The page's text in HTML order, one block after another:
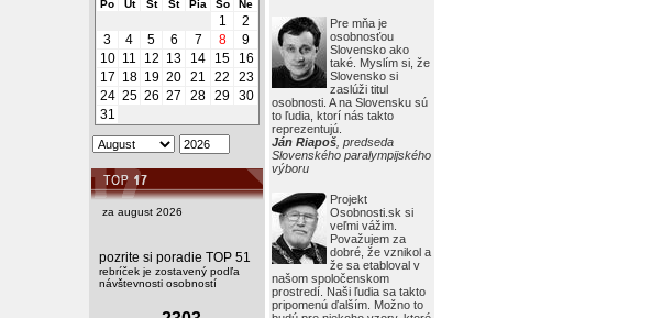
Pre mňa je
osobnosťou
Slovensko ako
také. Myslím si, že
Slovensko si
zaslúži titul
osobnosti. A na Slovensku sú
to ľudia, ktorí nás takto
reprezentujú.
Ján Riapoš , predseda
Slovenského paralympijského
výboru
Projekt
Osobnosti.sk si
veľmi vážim.
Považujem za
dobré, že vznikol a
že sa etabloval v
našom spoločenskom
prostredí. Naši ľudia sa takto
pripomenú ďalším. Možno to
Po Ut St Št Pia So Ne
1
2
3
4 5 6 7 8
9
10 11 12 13 14 15
16
17 18 19 20 21 22
23
24 25 26 27 28 29 30
31
za august 2026
pozrite si poradie TOP 51
rebríček je zostavený podľa
návštevnosti osobností